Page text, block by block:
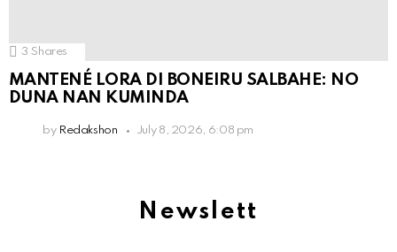
3 Shares
MANTENÉ LORA DI BONEIRU SALBAHE: NO
DUNA NAN KUMINDA
by Redakshon July 8, 2026, 6:08 pm
Newslett